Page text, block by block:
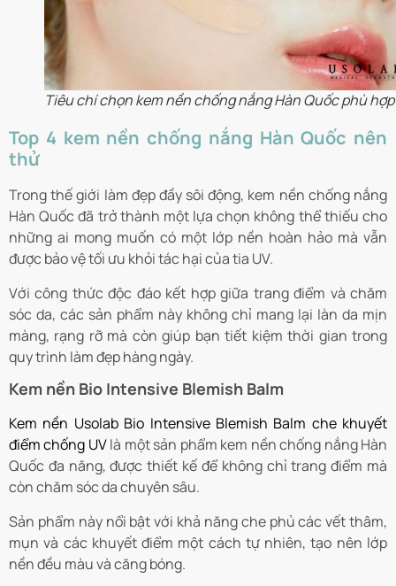
Tiêu chí chọn kem nền chống nắng Hàn Quốc phù hợp
Top 4 kem nền chống nắng Hàn Quốc nên
thử
Trong thế giới làm đẹp đầy sôi động, kem nền chống nắng
Hàn Quốc đã trở thành một lựa chọn không thể thiếu cho
những ai mong muốn có một lớp nền hoàn hảo mà vẫn
được bảo vệ tối ưu khỏi tác hại của tia UV.
Với công thức độc đáo kết hợp giữa trang điểm và chăm
sóc da, các sản phẩm này không chỉ mang lại làn da mịn
màng, rạng rỡ mà còn giúp bạn tiết kiệm thời gian trong
quy trình làm đẹp hàng ngày.
Kem nền Bio Intensive Blemish Balm
Kem nền Usolab Bio Intensive Blemish Balm che khuyết
điểm chống UVlà một sản phẩm kem nền chống nắng Hàn
Quốc đa năng, được thiết kế để không chỉ trang điểm mà
còn chăm sóc da chuyên sâu.
Sản phẩm này nổi bật với khả năng che phủ các vết thâm,
mụn và các khuyết điểm một cách tự nhiên, tạo nên lớp
nền đều màu và căng bóng.